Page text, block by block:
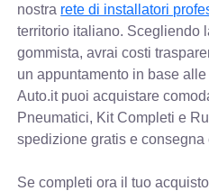
nostra rete di installatori
territorio italiano. Scegliendo
gommista, avrai costi
un appuntamento in base
Auto.it puoi acquistare
Pneumatici, Kit Completi e
spedizione gratis e consegna
Se completi ora il tuo